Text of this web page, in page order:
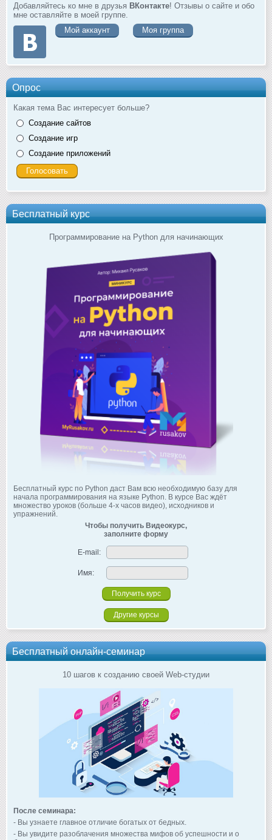
Добавляйтесь ко мне в друзья ВКонтакте! Отзывы о сайте и обо
мне оставляйте в моей группе.
Мой аккаунт
Моя группа
Опрос
Какая тема Вас интересует больше?
Создание сайтов
Создание игр
Создание приложений
Бесплатный курс
Программирование на Python для начинающих
Бесплатный курс по Python даст Вам всю необходимую базу для
начала программирования на языке Python. В курсе Вас ждёт
множество уроков (больше 4-х часов видео), исходников и
упражнений.
Чтобы получить Видеокурс,
заполните форму
E-mail:
Имя:
Другие курсы
Бесплатный онлайн-семинар
10 шагов к созданию своей Web-студии
После семинара:
- Вы узнаете главное отличие богатых от бедных.
- Вы увидите разоблачения множества мифов об успешности и о